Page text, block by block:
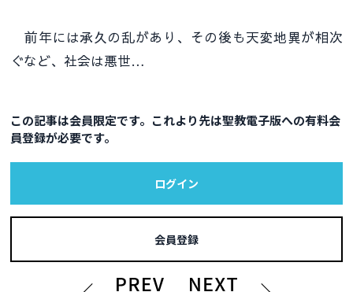
前年には承久の乱があり、その後も天変地異が相次
ぐなど、社会は悪世…
この記事は会員限定です。これより先は聖教電子版への有料会
員登録が必要です。
ログイン
会員登録